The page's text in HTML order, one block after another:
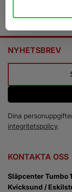
NYHETSBREV
Dina
integritetspolicy.
KONTAKTA OSS
Släpcenter Tumbo
Kvicksund /